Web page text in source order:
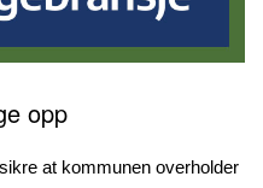
opp
at kommunen overholder